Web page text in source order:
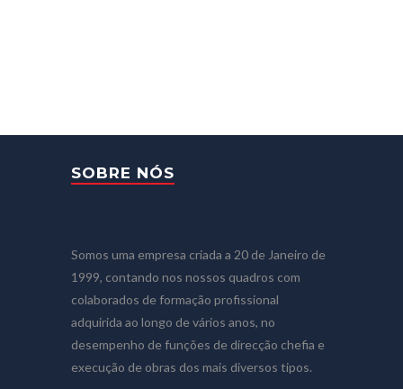
SOBRE NÓS
Somos uma empresa criada a 20 de Janeiro de
1999, contando nos nossos quadros com
colaborados de formação profissional
adquirida ao longo de vários anos, no
desempenho de funções de direcção chefia e
execução de obras dos mais diversos tipos.